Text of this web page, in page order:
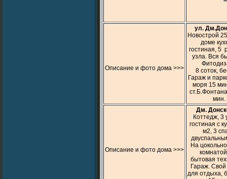
Описание и фото дома >>>
ул.
Новострой
доме
гостиная, 5
узла. Вся
8 соток,
Гараж и
моря 15
мин.
Описание и фото дома >>>
Дм.
Коттедж, 3
гостиная с
м2, 3
На
бытовая
Гараж.
для отдыха,